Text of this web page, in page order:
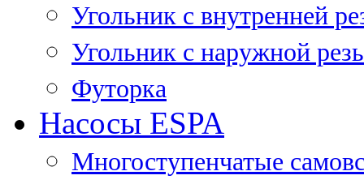
Угольник с внутренней
Угольник с наружной
Футорка
Насосы ESPA
Многоступенчатые